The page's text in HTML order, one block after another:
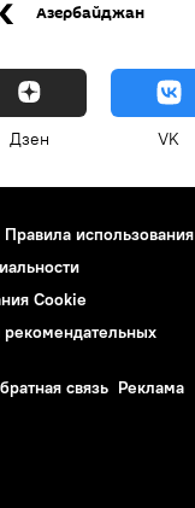
Азербайджан
Дзен VK
Правила использования
Cookie
связь Реклама